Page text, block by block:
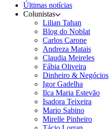
Últimas notícias
Colunistas
Lilian Tahan
Blog do Noblat
Carlos Carone
Andreza Matais
Claudia Meireles
Fábia Oliveira
Dinheiro & Negócios
Igor Gadelha
Ilca Maria Estevão
Isadora Teixeira
Mario Sabino
Mirelle Pinheiro